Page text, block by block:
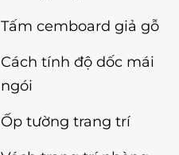
Tấm cemboard giả gỗ
Cách tính độ dốc mái
ngói
Ốp tường trang trí